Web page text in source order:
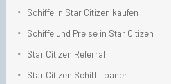
Schiffe in Star Citizen kaufen
Schiffe und Preise in Star Citizen
Star Citizen Referral
Star Citizen Schiff Loaner